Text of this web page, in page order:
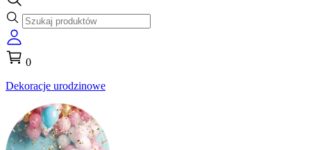
0
Dekoracje urodzinowe